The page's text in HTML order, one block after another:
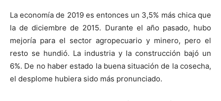
La economía de 2019 es entonces un 3,5% más chica que
la de diciembre de 2015. Durante el año pasado, hubo
mejoría para el sector agropecuario y minero, pero el
resto se hundió. La industria y la construcción bajó un
6%. De no haber estado la buena situación de la cosecha,
el desplome hubiera sido más pronunciado.